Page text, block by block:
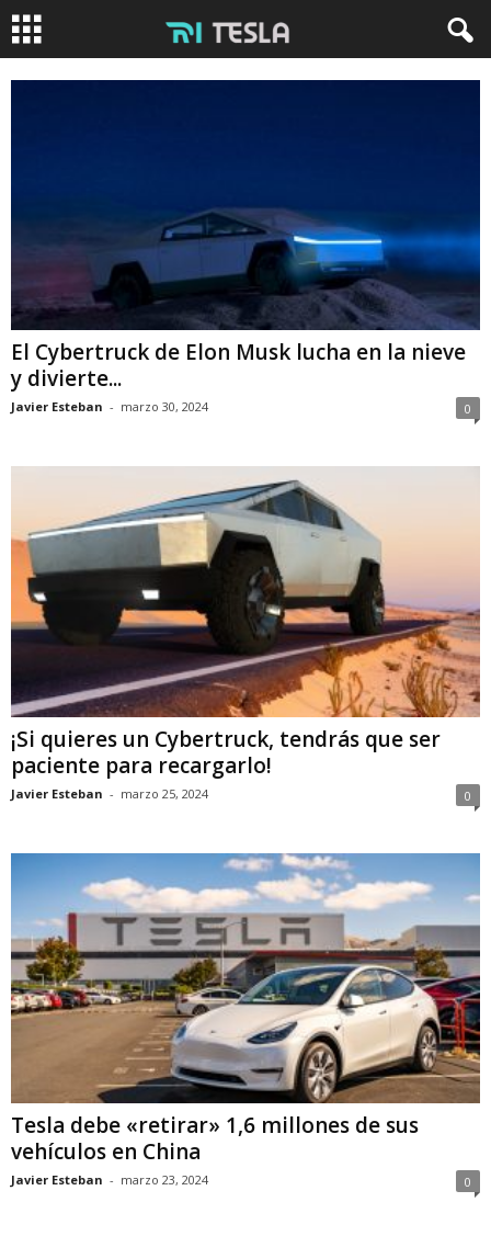
El Cybertruck de Elon Musk lucha en la nieve
y divierte...
Javier Esteban - marzo 30, 2024 0
¡Si quieres un Cybertruck, tendrás que ser
paciente para recargarlo!
Javier Esteban - marzo 25, 2024 0
Tesla debe «retirar» 1,6 millones de sus
vehículos en China
Javier Esteban - marzo 23, 2024 0